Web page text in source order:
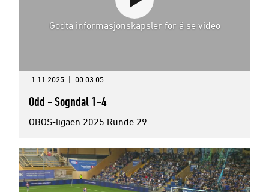
Godta informasjonskapsler for å se video
1.11.2025 | 00:03:05
Odd - Sogndal 1-4
OBOS-ligaen 2025 Runde 29